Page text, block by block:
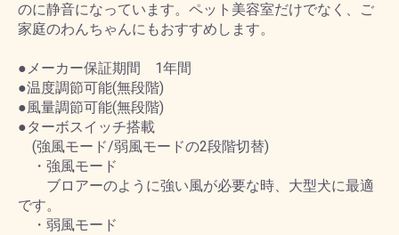
のに静音になっています。ペット美容室だけでなく、ご
家庭のわんちゃんにもおすすめします。
●メーカー保証期間 1年間
●温度調節可能(無段階)
●風量調節可能(無段階)
●ターボスイッチ搭載
(強風モード/弱風モードの2段階切替)
・強風モード
ブロアーのように強い風が必要な時、大型犬に最適
です。
・弱風モード